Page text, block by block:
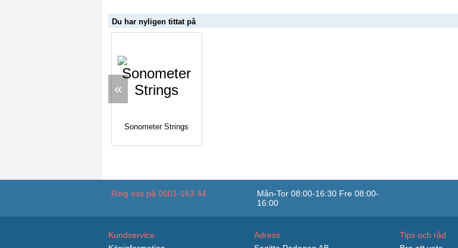
Du har nyligen tittat på
«
Sonometer Strings
Ring oss på 0501-163 44
Mån-Tor 08:00-16:30 Fre 08:00-
16:00
Kundservice
Adress
Tips och råd